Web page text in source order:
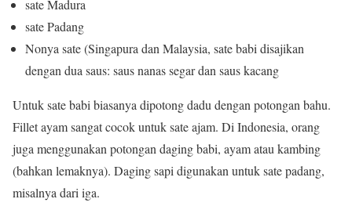
sate Madura
sate Padang
Nonya sate (Singapura dan Malaysia, sate babi disajikan
dengan dua saus: saus nanas segar dan saus kacang
Untuk sate babi biasanya dipotong dadu dengan potongan bahu.
Fillet ayam sangat cocok untuk sate ajam. Di Indonesia, orang
juga menggunakan potongan daging babi, ayam atau kambing
(bahkan lemaknya). Daging sapi digunakan untuk sate padang,
misalnya dari iga.